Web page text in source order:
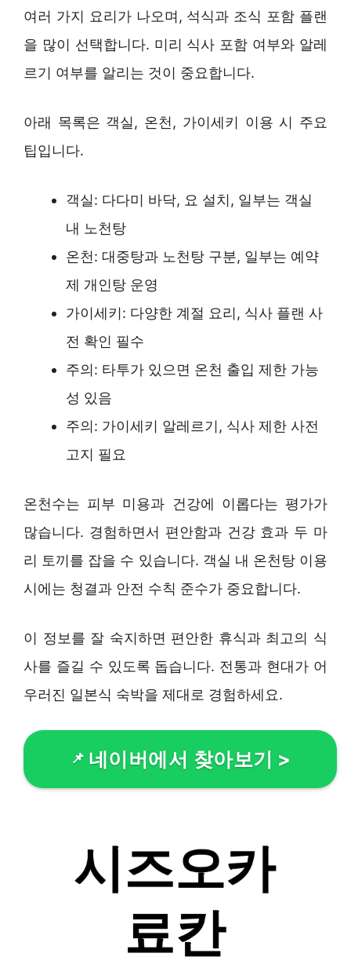
여러 가지 요리가 나오며, 석식과 조식 포함 플랜
을 많이 선택합니다. 미리 식사 포함 여부와 알레
르기 여부를 알리는 것이 중요합니다.
아래 목록은 객실, 온천, 가이세키 이용 시 주요
팁입니다.
객실: 다다미 바닥, 요 설치, 일부는 객실
내 노천탕
온천: 대중탕과 노천탕 구분, 일부는 예약
제 개인탕 운영
가이세키: 다양한 계절 요리, 식사 플랜 사
전 확인 필수
주의: 타투가 있으면 온천 출입 제한 가능
성 있음
주의: 가이세키 알레르기, 식사 제한 사전
고지 필요
온천수는 피부 미용과 건강에 이롭다는 평가가
많습니다. 경험하면서 편안함과 건강 효과 두 마
리 토끼를 잡을 수 있습니다. 객실 내 온천탕 이용
시에는 청결과 안전 수칙 준수가 중요합니다.
이 정보를 잘 숙지하면 편안한 휴식과 최고의 식
사를 즐길 수 있도록 돕습니다. 전통과 현대가 어
우러진 일본식 숙박을 제대로 경험하세요.
네이버에서 찾아보기 >